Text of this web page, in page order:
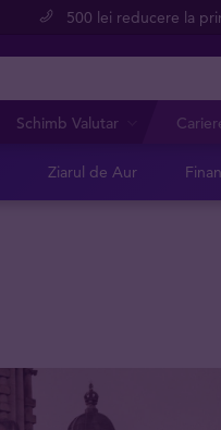
500 lei reducere la
Schimb Valutar
Ziarul de Aur